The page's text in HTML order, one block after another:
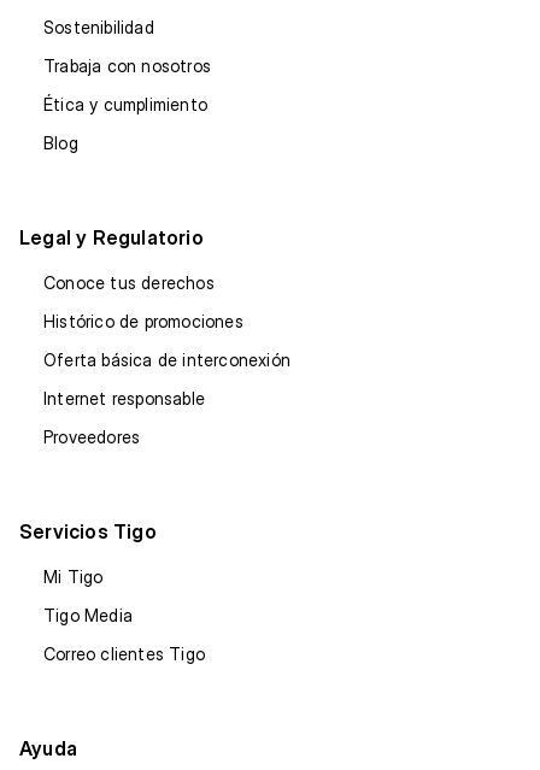
Sostenibilidad
Trabaja con nosotros
Ética y cumplimiento
Blog
Legal y Regulatorio
Conoce tus derechos
Histórico de promociones
Oferta básica de interconexión
Internet responsable
Proveedores
Servicios Tigo
Mi Tigo
Tigo Media
Correo clientes Tigo
Ayuda